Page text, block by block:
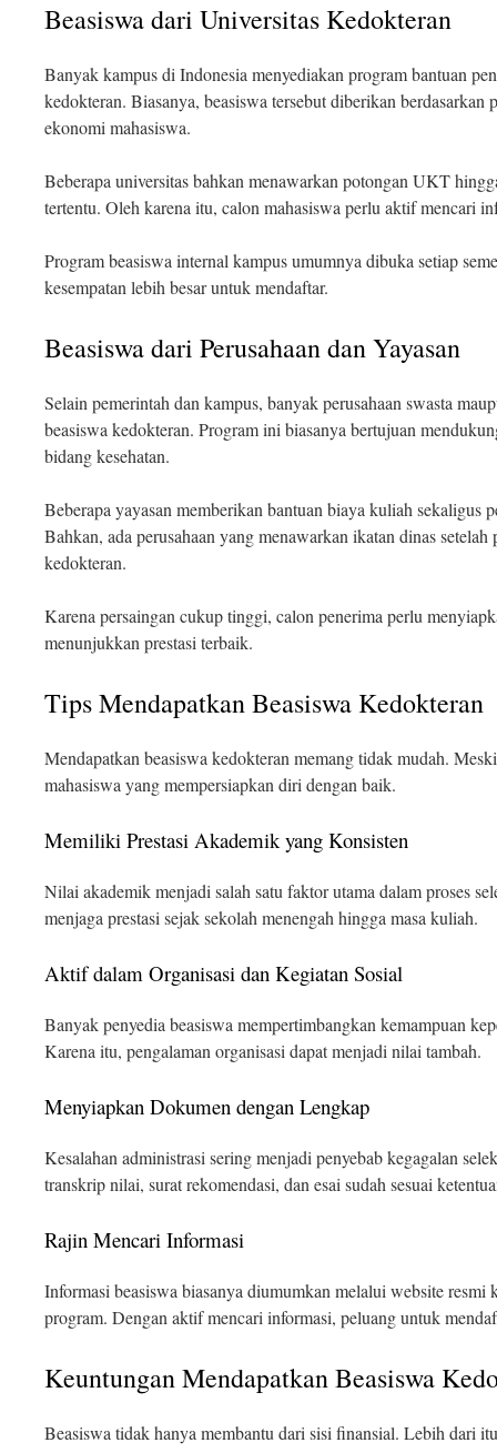
Beasiswa dari Universitas Kedokteran
Banyak kampus di Indonesia menyediakan program bantuan
kedokteran. Biasanya, beasiswa tersebut diberikan berdasarkan
ekonomi mahasiswa.
Beberapa universitas bahkan menawarkan potongan UKT
tertentu. Oleh karena itu, calon mahasiswa perlu aktif mencari
Program beasiswa internal kampus umumnya dibuka setiap
kesempatan lebih besar untuk mendaftar.
Beasiswa dari Perusahaan dan Yayasan
Selain pemerintah dan kampus, banyak perusahaan swasta
beasiswa kedokteran. Program ini biasanya bertujuan
bidang kesehatan.
Beberapa yayasan memberikan bantuan biaya kuliah sekaligus
Bahkan, ada perusahaan yang menawarkan ikatan dinas
kedokteran.
Karena persaingan cukup tinggi, calon penerima perlu
menunjukkan prestasi terbaik.
Tips Mendapatkan Beasiswa Kedokteran
Mendapatkan beasiswa kedokteran memang tidak mudah.
mahasiswa yang mempersiapkan diri dengan baik.
Memiliki Prestasi Akademik yang Konsisten
Nilai akademik menjadi salah satu faktor utama dalam proses
menjaga prestasi sejak sekolah menengah hingga masa kuliah.
Aktif dalam Organisasi dan Kegiatan Sosial
Banyak penyedia beasiswa mempertimbangkan kemampuan
Karena itu, pengalaman organisasi dapat menjadi nilai tambah.
Menyiapkan Dokumen dengan Lengkap
Kesalahan administrasi sering menjadi penyebab kegagalan
transkrip nilai, surat rekomendasi, dan esai sudah sesuai
Rajin Mencari Informasi
Informasi beasiswa biasanya diumumkan melalui website resmi
program. Dengan aktif mencari informasi, peluang untuk
Keuntungan Mendapatkan Beasiswa
Beasiswa tidak hanya membantu dari sisi finansial. Lebih dari